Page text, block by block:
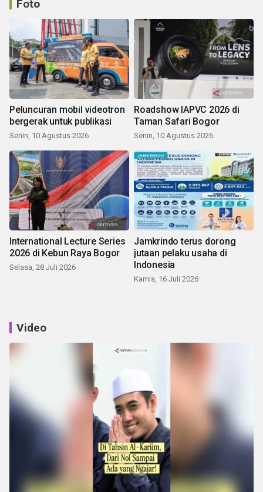
Foto
Peluncuran mobil videotron
bergerak untuk publikasi
Senin, 10 Agustus 2026
Roadshow IAPVC 2026 di
Taman Safari Bogor
Senin, 10 Agustus 2026
International Lecture Series
2026 di Kebun Raya Bogor
Selasa, 28 Juli 2026
Jamkrindo terus dorong
jutaan pelaku usaha di
Indonesia
Kamis, 16 Juli 2026
Video